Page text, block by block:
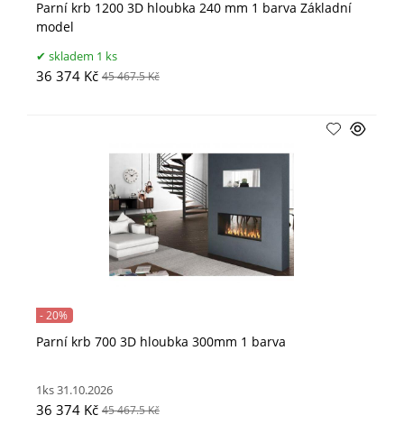
Parní krb 1200 3D hloubka 240 mm 1 barva Základní
model
skladem 1 ks
36 374 Kč 45 467.5 Kč
Parní krb 700 3D hloubka 300mm 1 barva
- 20%
1ks 31.10.2026
36 374 Kč 45 467.5 Kč